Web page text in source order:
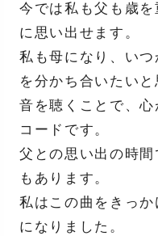
今では私も父も歳
に思い出せます。
私も母になり、い
を分かち合いたいと
音を聴くことで、
コードです。
父との思い出の時
もあります。
私はこの曲をきっ
になりました。